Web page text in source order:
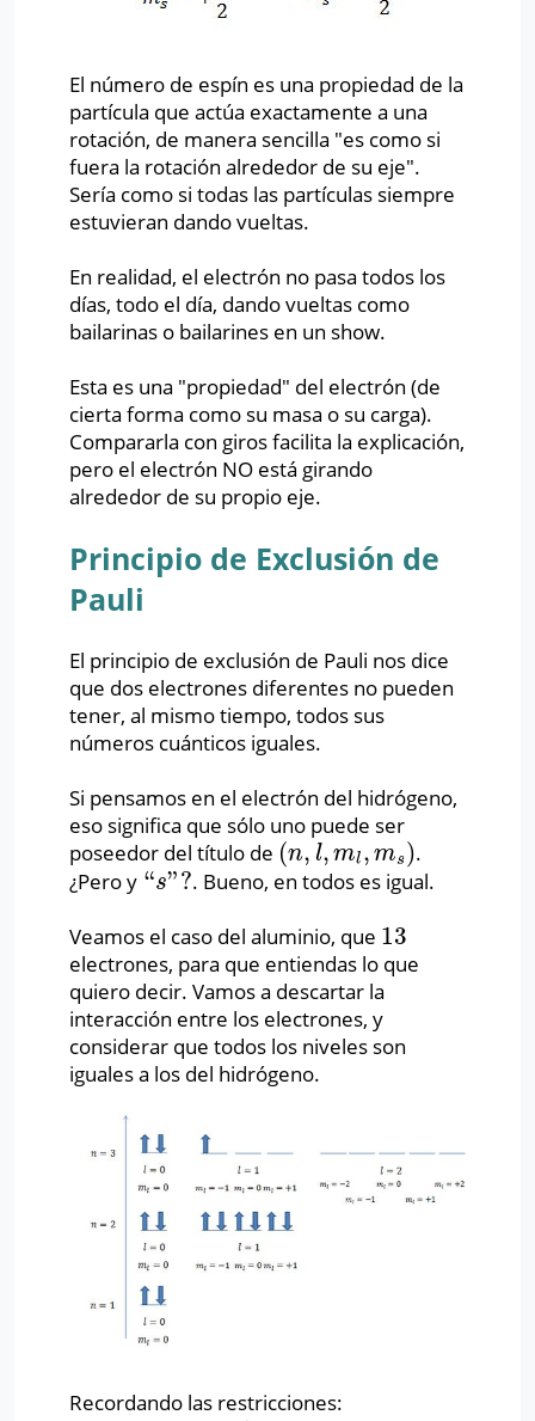
El número de espín es una propiedad de la
partícula que actúa exactamente a una
rotación, de manera sencilla "es como si
fuera la rotación alrededor de su eje".
Sería como si todas las partículas siempre
estuvieran dando vueltas.
En realidad, el electrón no pasa todos los
días, todo el día, dando vueltas como
bailarinas o bailarines en un show.
Esta es una "propiedad" del electrón (de
cierta forma como su masa o su carga).
Compararla con giros facilita la explicación,
pero el electrón NO está girando
alrededor de su propio eje.
Principio de Exclusión de
Pauli
El principio de exclusión de Pauli nos dice
que dos electrones diferentes no pueden
tener, al mismo tiempo, todos sus
números cuánticos iguales.
Si pensamos en el electrón del hidrógeno,
eso significa que sólo uno puede ser
poseedor del título de (n, l, ml , ms)
(n,l, ml,ms)
.
¿Pero y “s”?
“s”?
. Bueno, en todos es igual.
Veamos el caso del aluminio, que 13
13
electrones, para que entiendas lo que
quiero decir. Vamos a descartar la
interacción entre los electrones, y
considerar que todos los niveles son
iguales a los del hidrógeno.
Recordando las restricciones: